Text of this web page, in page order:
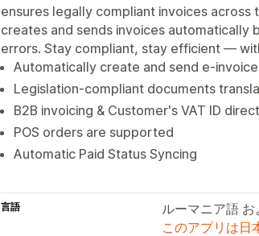
ensures legally compliant invoices across
creates and sends invoices
errors. Stay compliant, stay efficient —
Automatically create and send e-
Legislation-compliant documents
B2B invoicing & Customer's VAT ID
POS orders are supported
Automatic Paid Status Syncing
言語
ルーマニア語
このアプリは日